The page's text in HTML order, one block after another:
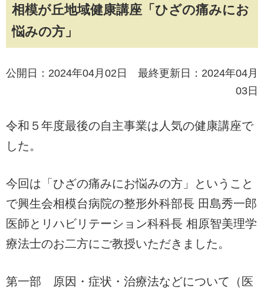
相模が丘地域健康講座「ひざの痛みにお
悩みの方」
公開日：2024年04月02日 最終更新日：2024年04月
03日
令和５年度最後の自主事業は人気の健康講座で
した。
今回は「ひざの痛みにお悩みの方」ということ
で興生会相模台病院の整形外科部長 田島秀一郎
医師とリハビリテーション科科長 相原智美理学
療法士のお二方にご教授いただきました。
第一部 原因・症状・治療法などについて（医